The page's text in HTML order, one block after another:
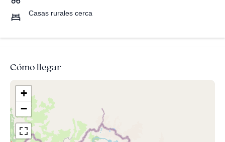
Casas rurales cerca
Cómo llegar
+
−